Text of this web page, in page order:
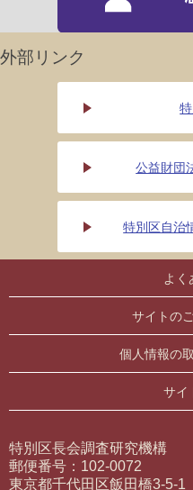
外部リンク
公益財団
特別区自治
よく
サイトの
個人情報の
サイ
特別区長会調査研究機構
郵便番号：102-0072
東京都千代田区飯田橋3-5-